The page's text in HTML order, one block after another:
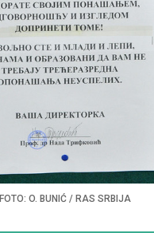
FOTO: O. BUNIĆ / RAS SRBIJA